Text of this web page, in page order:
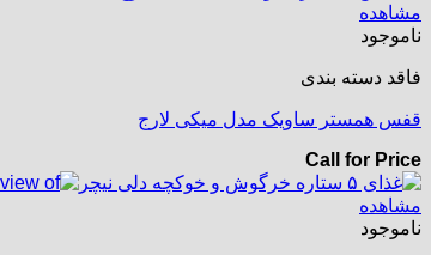
مشاهده
ناموجود
فاقد دسته بندی
قفس همستر ساویک مدل میکی لارج
Call for Price
مشاهده
ناموجود